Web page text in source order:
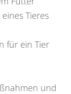
Tieres
für ein Tier
und